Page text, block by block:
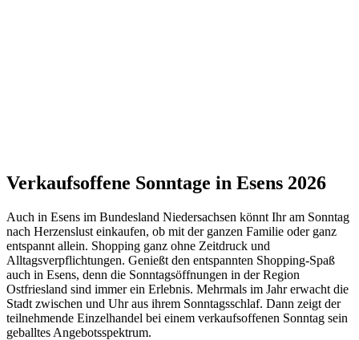
Verkaufsoffene Sonntage in Esens 2026
Auch in Esens im Bundesland Niedersachsen könnt Ihr am Sonntag
nach Herzenslust einkaufen, ob mit der ganzen Familie oder ganz
entspannt allein. Shopping ganz ohne Zeitdruck und
Alltagsverpflichtungen. Genießt den entspannten Shopping-Spaß
auch in Esens, denn die Sonntagsöffnungen in der Region
Ostfriesland sind immer ein Erlebnis. Mehrmals im Jahr erwacht die
Stadt zwischen und Uhr aus ihrem Sonntagsschlaf. Dann zeigt der
teilnehmende Einzelhandel bei einem verkaufsoffenen Sonntag sein
geballtes Angebotsspektrum.